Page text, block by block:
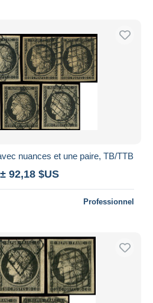
nuances et une paire, TB/TTB
± 92,18 $US
Professionnel